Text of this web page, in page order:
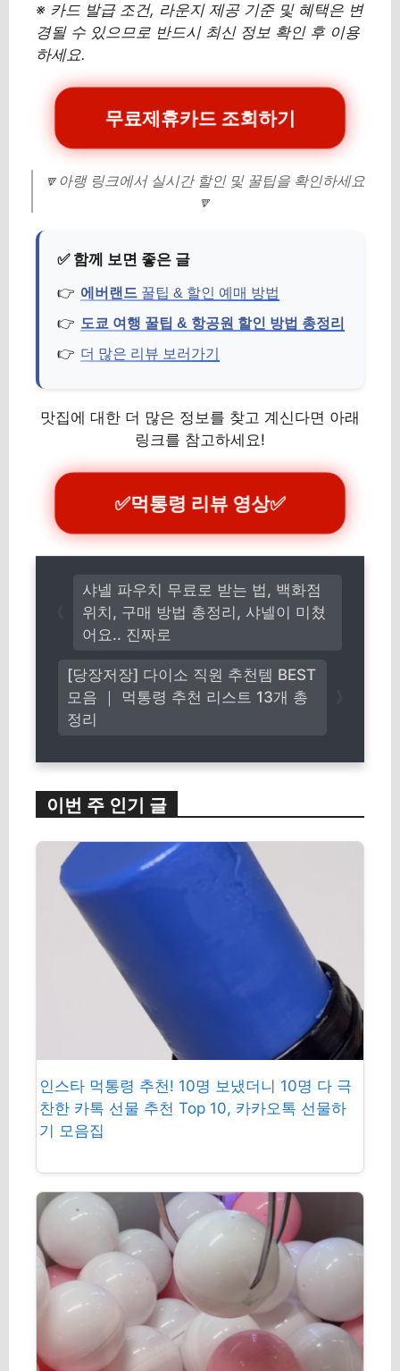
※ 카드 발급 조건, 라운지 제공 기준 및 혜택은 변
경될 수 있으므로 반드시 최신 정보 확인 후 이용
하세요.
무료제휴카드 조회하기
🔽아랭 링크에서 실시간 할인 및 꿀팁을 확인하세요
🔽
에버랜드 꿀팁 & 할인 예매 방법
도쿄 여행 꿀팁 & 항공원 할인 방법 총정리
더 많은 리뷰 보러가기
맛집에 대한 더 많은 정보를 찾고 계신다면 아래
링크를 참고하세요!
✅먹통령 리뷰 영상✅
[당장저장] 다이소 직원 추천템 BEST
모음 ｜ 먹통령 추천 리스트 13개 총
정리
샤넬 파우치 무료로 받는 법, 백화점
위치, 구매 방법 총정리, 샤넬이 미쳤
어요.. 진짜로
이번 주 인기 글
인스타 먹통령 추천! 10명 보냈더니 10명 다 극
찬한 카톡 선물 추천 Top 10, 카카오톡 선물하
기 모음집